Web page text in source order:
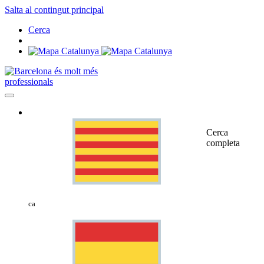
Salta al contingut principal
Cerca
professionals
ca
Cerca
completa